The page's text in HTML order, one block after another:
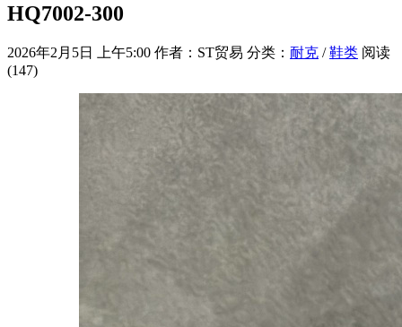
HQ7002-300
2026年2月5日 上午5:00 作者：ST贸易 分类： 耐克 /鞋类 阅读
(147)